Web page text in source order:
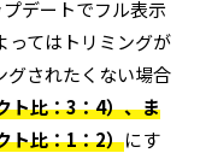
デートでフル表示
ってはトリミングが
グされたくない場合
ト比：3：4）、ま
ト比：1：2）にす